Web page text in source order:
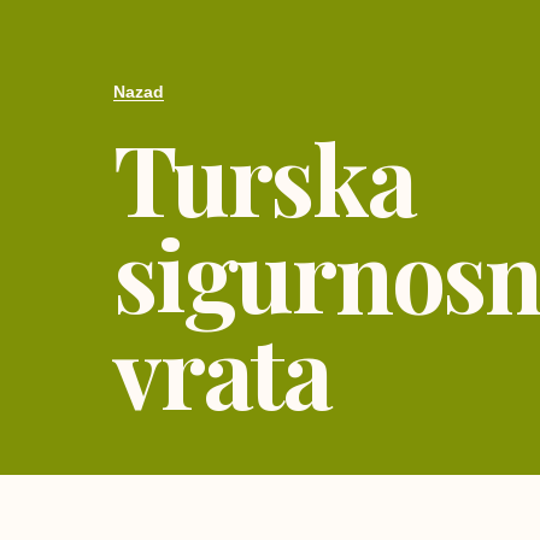
Nazad
Turska
vrata